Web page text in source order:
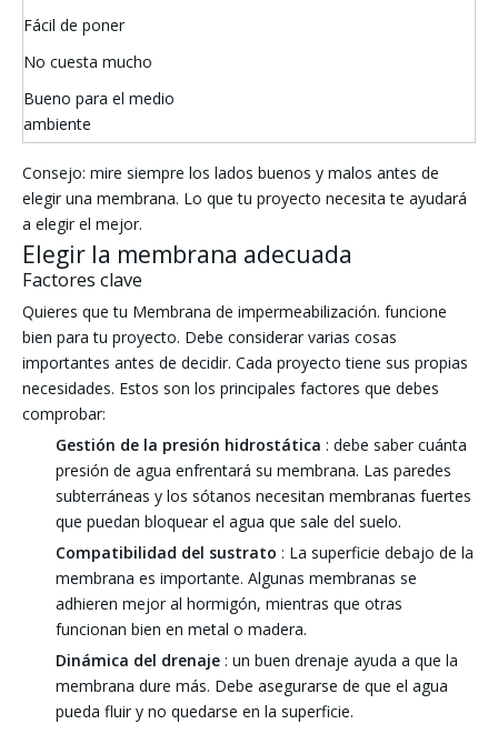
Fácil de poner
No cuesta mucho
Bueno para el medio
ambiente
Consejo: mire siempre los lados buenos y malos antes de
elegir una membrana. Lo que tu proyecto necesita te ayudará
a elegir el mejor.
Elegir la membrana adecuada
Factores clave
Quieres que tu Membrana de impermeabilización. funcione
bien para tu proyecto. Debe considerar varias cosas
importantes antes de decidir. Cada proyecto tiene sus propias
necesidades. Estos son los principales factores que debes
comprobar:
Gestión de la presión hidrostática : debe saber cuánta
presión de agua enfrentará su membrana. Las paredes
subterráneas y los sótanos necesitan membranas fuertes
que puedan bloquear el agua que sale del suelo.
Compatibilidad del sustrato : La superficie debajo de la
membrana es importante. Algunas membranas se
adhieren mejor al hormigón, mientras que otras
funcionan bien en metal o madera.
Dinámica del drenaje : un buen drenaje ayuda a que la
membrana dure más. Debe asegurarse de que el agua
pueda fluir y no quedarse en la superficie.